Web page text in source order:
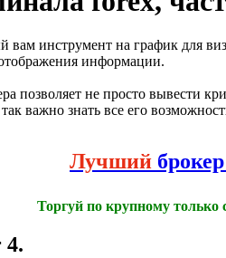
инструмент на график для
информации.
позволяет не просто вывести
важно знать все его
Лучший
Торгуй по крупному
4.